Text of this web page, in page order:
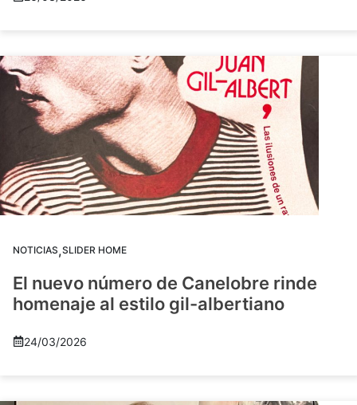
NOTICIAS,SLIDER HOME
El nuevo número de Canelobre rinde
homenaje al estilo gil-albertiano
24/03/2026